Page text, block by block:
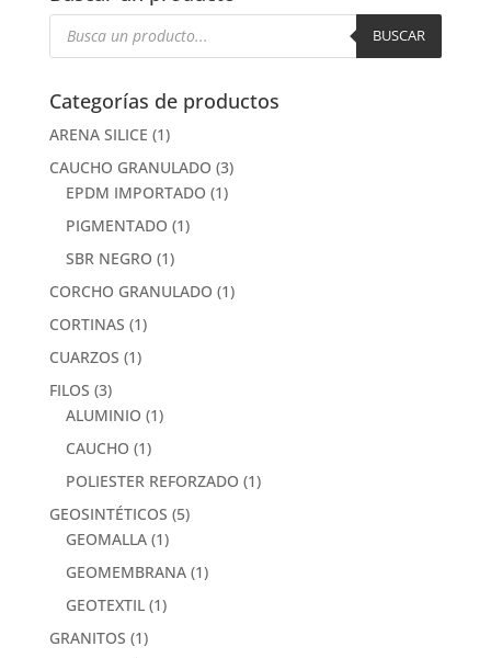
Búsqueda
BUSCAR
Categorías de productos
ARENA SILICE (1)
CAUCHO GRANULADO (3)
EPDM IMPORTADO (1)
PIGMENTADO (1)
SBR NEGRO (1)
CORCHO GRANULADO (1)
CORTINAS (1)
CUARZOS (1)
FILOS (3)
ALUMINIO (1)
CAUCHO (1)
POLIESTER REFORZADO (1)
GEOSINTÉTICOS (5)
GEOMALLA (1)
GEOMEMBRANA (1)
GEOTEXTIL (1)
GRANITOS (1)